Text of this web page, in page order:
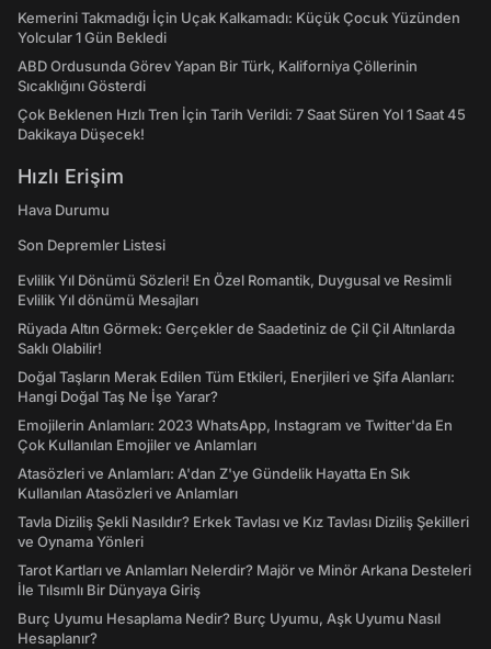
Kemerini Takmadığı İçin Uçak Kalkamadı: Küçük Çocuk Yüzünden
Yolcular 1 Gün Bekledi
ABD Ordusunda Görev Yapan Bir Türk, Kaliforniya Çöllerinin
Sıcaklığını Gösterdi
Çok Beklenen Hızlı Tren İçin Tarih Verildi: 7 Saat Süren Yol 1 Saat 45
Dakikaya Düşecek!
Hızlı Erişim
Hava Durumu
Son Depremler Listesi
Evlilik Yıl Dönümü Sözleri! En Özel Romantik, Duygusal ve Resimli
Evlilik Yıl dönümü Mesajları
Rüyada Altın Görmek: Gerçekler de Saadetiniz de Çil Çil Altınlarda
Saklı Olabilir!
Doğal Taşların Merak Edilen Tüm Etkileri, Enerjileri ve Şifa Alanları:
Hangi Doğal Taş Ne İşe Yarar?
Emojilerin Anlamları: 2023 WhatsApp, Instagram ve Twitter'da En
Çok Kullanılan Emojiler ve Anlamları
Atasözleri ve Anlamları: A'dan Z'ye Gündelik Hayatta En Sık
Kullanılan Atasözleri ve Anlamları
Tavla Diziliş Şekli Nasıldır? Erkek Tavlası ve Kız Tavlası Diziliş Şekilleri
ve Oynama Yönleri
Tarot Kartları ve Anlamları Nelerdir? Majör ve Minör Arkana Desteleri
İle Tılsımlı Bir Dünyaya Giriş
Burç Uyumu Hesaplama Nedir? Burç Uyumu, Aşk Uyumu Nasıl
Hesaplanır?